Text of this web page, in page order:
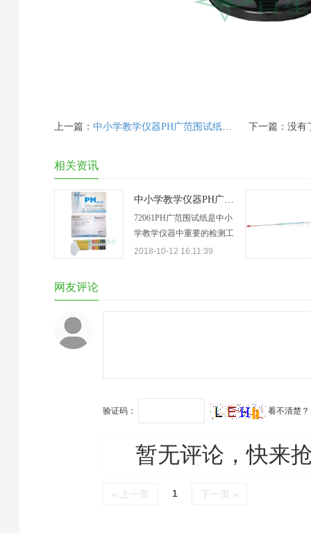
上一篇： 中小学教学仪器PH广范围试纸使用方法及注意事项 下一篇：没有
相关资讯
中小学教学仪器PH广范围试纸使用方法及注意事项
72061PH广范围试纸是中小
学教学仪器中重要的检测工
具，用于检测溶液或气体的
2018-10-12 16:11:39
网友评论
验证码： 看不清楚？
暂无评论，快来
« 上一页 1 下一页 »